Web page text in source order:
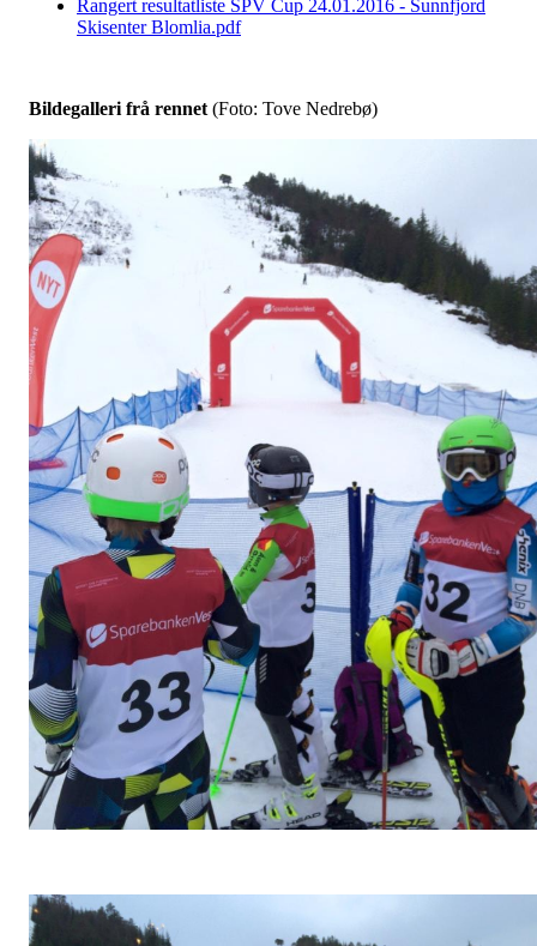
Rangert resultatliste SPV Cup 24.01.2016 - Sunnfjord
Skisenter Blomlia.pdf
Bildegalleri frå rennet (Foto: Tove Nedrebø)